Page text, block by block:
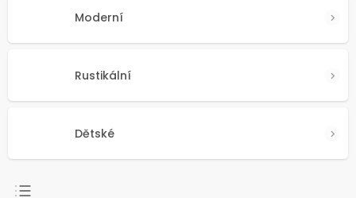
Moderní
Rustikální
Dětské